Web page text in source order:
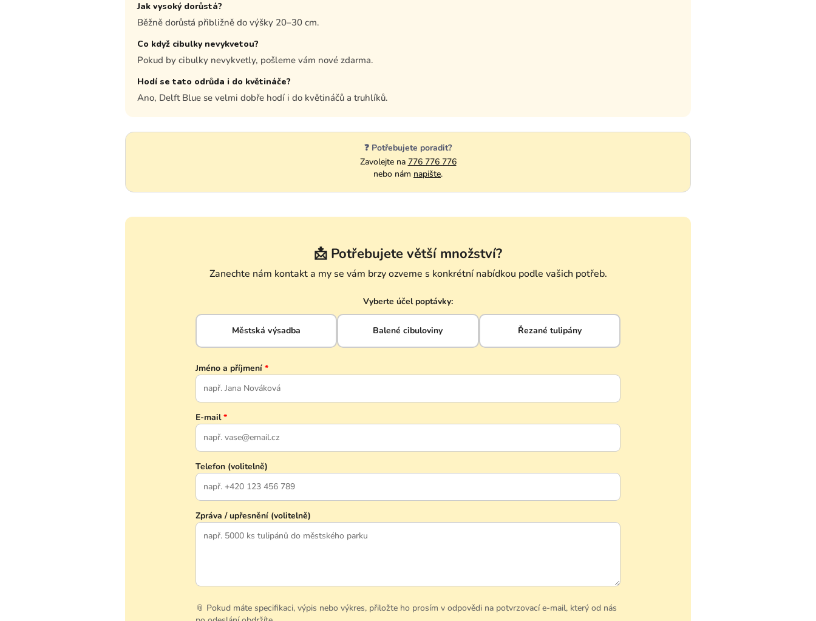
Jak vysoký dorůstá?
Běžně dorůstá přibližně do výšky 20–30 cm.
Co když cibulky nevykvetou?
Pokud by cibulky nevykvetly, pošleme vám nové zdarma.
Hodí se tato odrůda i do květináče?
Ano, Delft Blue se velmi dobře hodí i do květináčů a truhlíků.
❓ Potřebujete poradit?
Zavolejte na 776 776 776
nebo nám napište.
📩 Potřebujete větší množství?
Zanechte nám kontakt a my se vám brzy ozveme s konkrétní nabídkou podle vašich potřeb.
Vyberte účel poptávky:
Městská výsadba Balené cibuloviny Řezané tulipány
Jméno a příjmení *
E-mail*
Telefon (volitelně)
Zpráva / upřesnění (volitelně)
📎 Pokud máte specifikaci, výpis nebo výkres, přiložte ho prosím v odpovědi na potvrzovací e-mail, který od nás